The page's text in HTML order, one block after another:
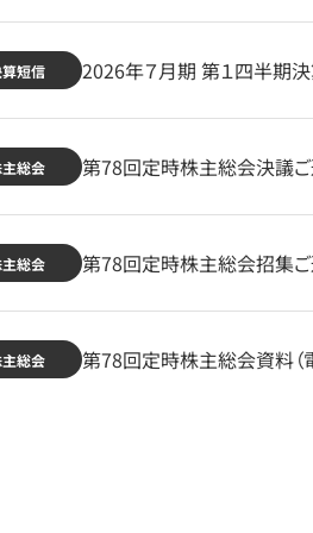
短信 2026年７月期 第１四半期決
総会 第78回定時株主総会決議
総会 第78回定時株主総会招集
総会 第78回定時株主総会資料（